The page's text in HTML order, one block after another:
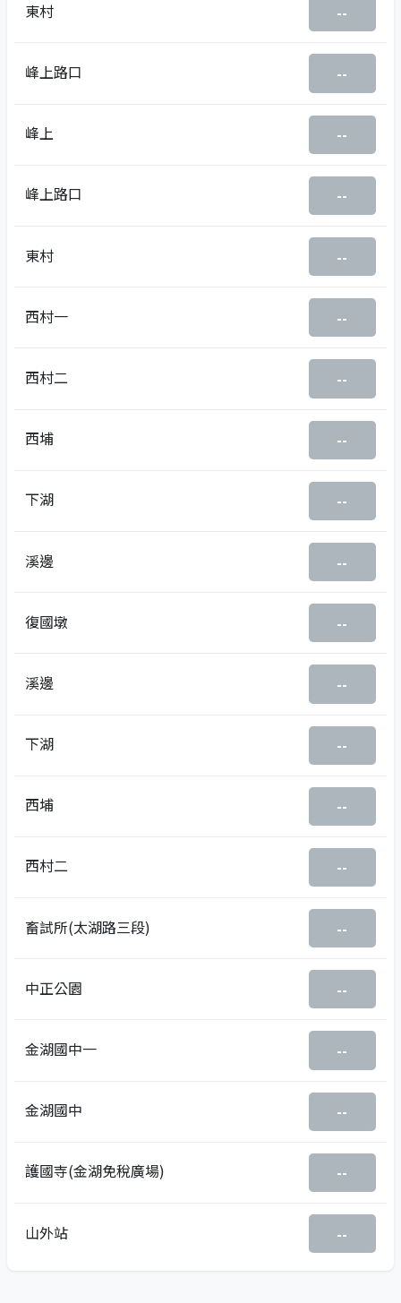
東村 --
峰上路口 --
峰上 --
峰上路口 --
東村 --
西村一 --
西村二 --
西埔 --
下湖 --
溪邊 --
復國墩 --
溪邊 --
下湖 --
西埔 --
西村二 --
畜試所(太湖路三段) --
中正公園 --
金湖國中一 --
金湖國中 --
護國寺(金湖免稅廣場) --
山外站 --